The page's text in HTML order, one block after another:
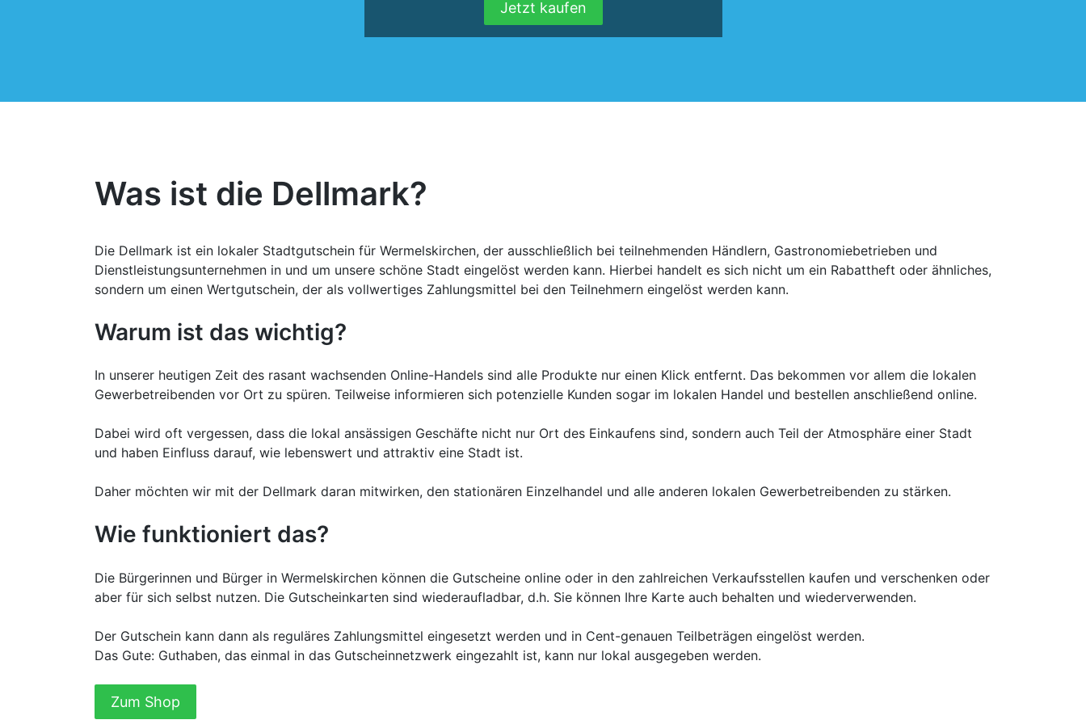
Jetzt kaufen
Was ist die Dellmark?
Die Dellmark ist ein lokaler Stadtgutschein für Wermelskirchen, der ausschließlich bei teilnehmenden Händlern, Gastronomiebetrieben und
Dienstleistungsunternehmen in und um unsere schöne Stadt eingelöst werden kann. Hierbei handelt es sich nicht um ein Rabattheft oder ähnliches,
sondern um einen Wertgutschein, der als vollwertiges Zahlungsmittel bei den Teilnehmern eingelöst werden kann.
Warum ist das wichtig?
In unserer heutigen Zeit des rasant wachsenden Online-Handels sind alle Produkte nur einen Klick entfernt. Das bekommen vor allem die lokalen
Gewerbetreibenden vor Ort zu spüren. Teilweise informieren sich potenzielle Kunden sogar im lokalen Handel und bestellen anschließend online.
Dabei wird oft vergessen, dass die lokal ansässigen Geschäfte nicht nur Ort des Einkaufens sind, sondern auch Teil der Atmosphäre einer Stadt
und haben Einfluss darauf, wie lebenswert und attraktiv eine Stadt ist.
Daher möchten wir mit der Dellmark daran mitwirken, den stationären Einzelhandel und alle anderen lokalen Gewerbetreibenden zu stärken.
Wie funktioniert das?
Die Bürgerinnen und Bürger in Wermelskirchen können die Gutscheine online oder in den zahlreichen Verkaufsstellen kaufen und verschenken oder
aber für sich selbst nutzen. Die Gutscheinkarten sind wiederaufladbar, d.h. Sie können Ihre Karte auch behalten und wiederverwenden.
Der Gutschein kann dann als reguläres Zahlungsmittel eingesetzt werden und in Cent-genauen Teilbeträgen eingelöst werden.
Das Gute: Guthaben, das einmal in das Gutscheinnetzwerk eingezahlt ist, kann nur lokal ausgegeben werden.
Zum Shop